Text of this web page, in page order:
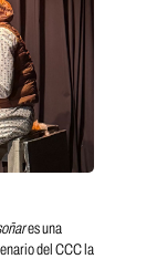
es una
del CCC la